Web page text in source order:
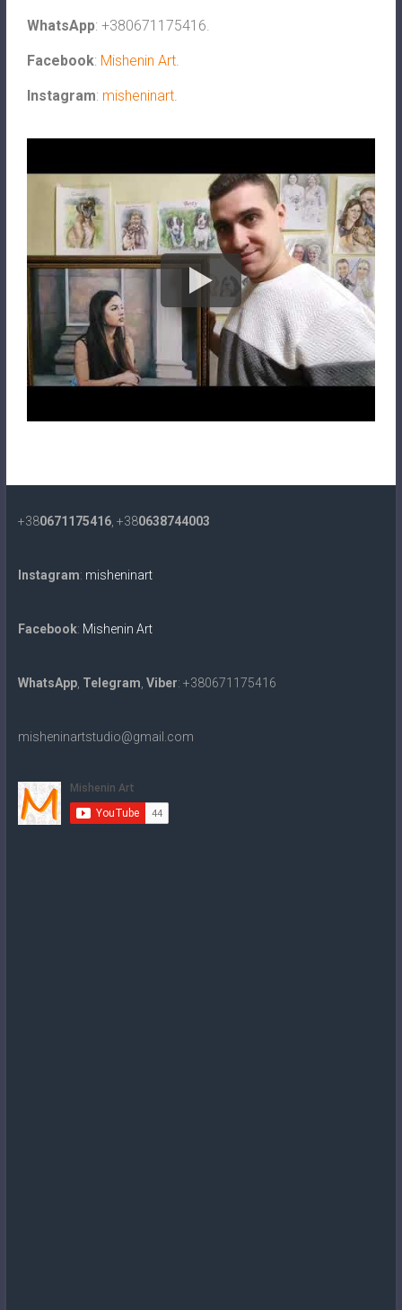
WhatsApp: +380671175416.
Facebook: Mishenin Art.
Instagram: misheninart.
+380671175416, +380638744003
Instagram: misheninart
Facebook: Mishenin Art
WhatsApp, Telegram Viber: +380671175416
misheninartstudio@gmail.com